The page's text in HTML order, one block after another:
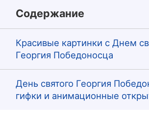
Содержание
Красивые картинки с Днем
Георгия Победоносца
День святого Георгия
гифки и анимационные